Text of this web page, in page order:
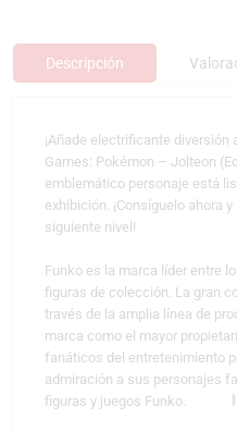
Descripción
¡Añade electrificante diversión
Games: Pokémon – Jolteon
emblemático personaje está
exhibición. ¡Consíguelo ahora
siguiente nivel!
Funko es la marca líder entre
figuras de colección. La gran
través de la amplia línea de
marca como el mayor
fanáticos del entretenimiento
admiración a sus personajes
figuras y juegos Funko.